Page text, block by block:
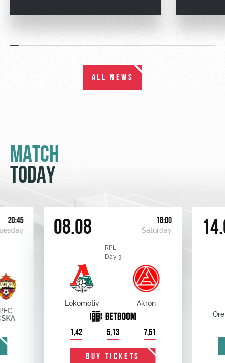
ALL NEWS
MATCH
TODAY
20:45 08.08 18:00
Saturday
RPL
Day 3
Lokomotiv Akron
1,42 5,13 7,51
BUY TICKETS